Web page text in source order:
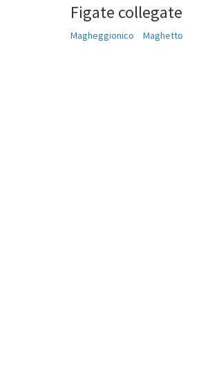
Figate collegate
Magheggionico Maghetto